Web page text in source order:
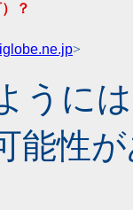
？
>
うに
能性